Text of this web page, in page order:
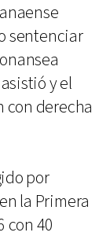
sentenciar
y el
con derecha
por
la Primera
con 40